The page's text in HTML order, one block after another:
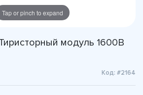
Tap or pinch to expand
модуль 1600В
Код: #2164